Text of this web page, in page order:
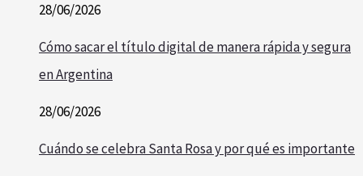
28/06/2026
Cómo sacar el título digital de manera rápida y segura
en Argentina
28/06/2026
Cuándo se celebra Santa Rosa y por qué es importante